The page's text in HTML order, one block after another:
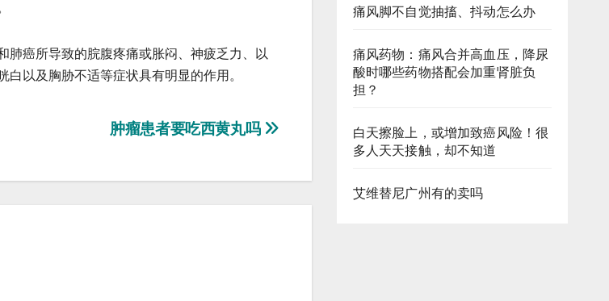
肺癌所导致的脘腹疼痛或胀闷、神疲乏力、以
以及胸胁不适等症状具有明显的作用。
肿瘤患者要吃西黄丸吗
痛风脚不自觉抽搐、抖动怎么办
痛风药物：痛风合并高血压，降尿
酸时哪些药物搭配会加重肾脏负
担？
白天擦脸上，或增加致癌风险！很
多人天天接触，却不知道
艾维替尼广州有的卖吗